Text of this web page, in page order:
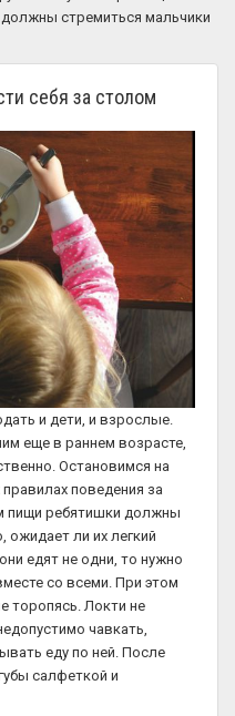
стремиться мальчики
себя за столом
и дети, и взрослые.
еще в раннем возрасте,
Остановимся на
поведения за
пищи ребятишки должны
ожидает ли их легкий
едят не одни, то нужно
со всеми. При этом
торопясь. Локти не
чавкать,
еду по ней. После
салфеткой и